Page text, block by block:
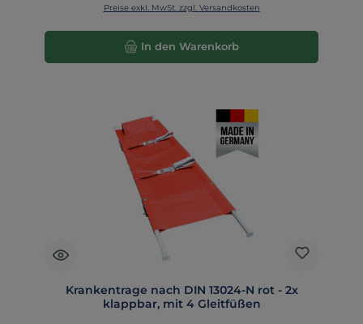
Preise exkl. MwSt. zzgl. Versandkosten
In den Warenkorb
Krankentrage nach DIN 13024-N rot - 2x
klappbar, mit 4 Gleitfüßen